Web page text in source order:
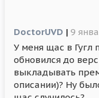
DoctorUVD | 9
У меня щас в Гугл
обновился до
выкладывать
описании)? Ну